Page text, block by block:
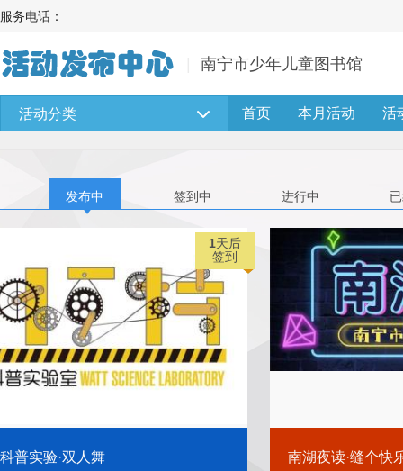
服务电话：
南宁市少年儿童图书馆
活动分类 首页 本月活动 活
发布中 签到中 进行中
普实验·双人舞
1天后
签到
南湖夜读·缝个快